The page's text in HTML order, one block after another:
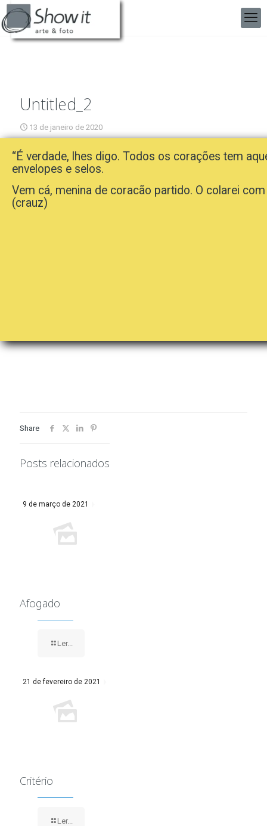
Untitled_2
13 de janeiro de 2020
“É verdade, lhes digo. Todos os corações tem
envelopes e selos.
Vem cá, menina de coracão partido. O colarei
(crauz)
Share
Posts relacionados
9 de março de 2021
Afogado
Ler...
21 de fevereiro de 2021
Critério
Ler...